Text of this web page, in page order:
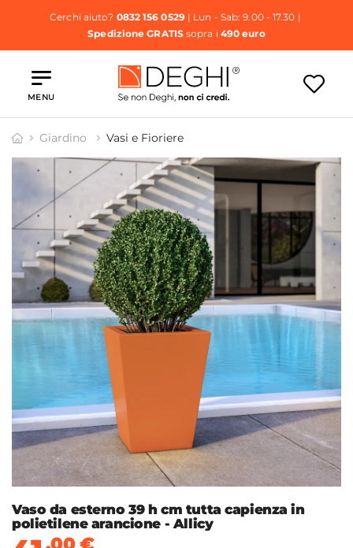
Cerchi aiuto? 0832 156 0529| Lun - Sab: 9.00 - 17.30 |
Spedizione GRATISsopra i 490 euro
MENU
Giardino Vasi e Fioriere
Vaso da esterno 39 h cm tutta capienza in
polietilene arancione - Allicy